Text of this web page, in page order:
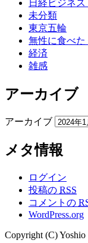
日経ビジネ
未分類
東京五輪
無性に食べ
経済
雑感
アーカイブ
アーカイブ
メタ情報
ログイン
投稿の RSS
コメントの
WordPress.org
Copyright (C)